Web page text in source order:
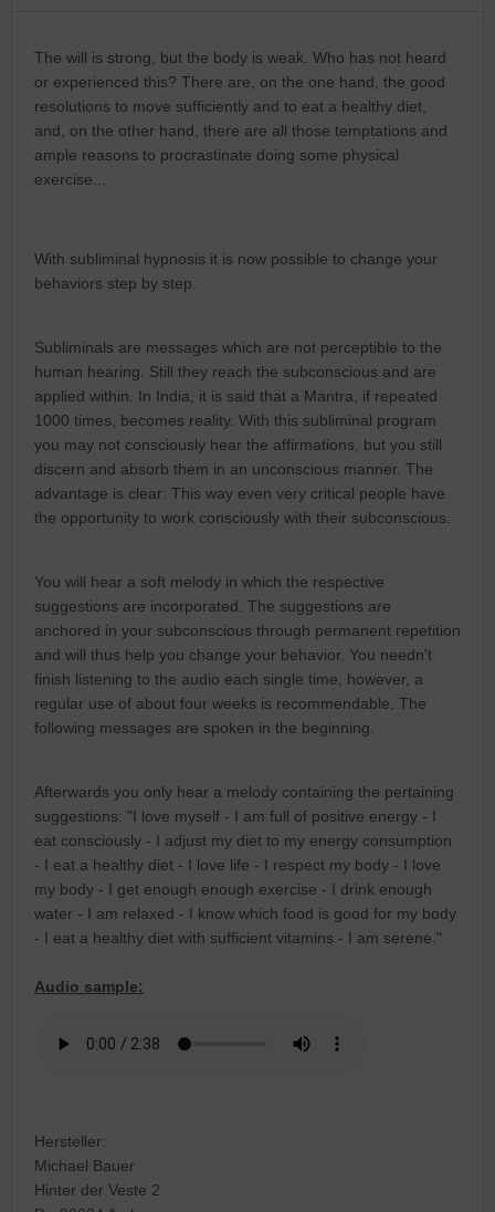
The will is strong, but the body is weak. Who has not heard
or experienced this? There are, on the one hand, the good
resolutions to move sufficiently and to eat a healthy diet,
and, on the other hand, there are all those temptations and
ample reasons to procrastinate doing some physical
exercise...
With subliminal hypnosis it is now possible to change your
behaviors step by step.
Subliminals are messages which are not perceptible to the
human hearing. Still they reach the subconscious and are
applied within. In India, it is said that a Mantra, if repeated
1000 times, becomes reality. With this subliminal program
you may not consciously hear the affirmations, but you still
discern and absorb them in an unconscious manner. The
advantage is clear: This way even very critical people have
the opportunity to work consciously with their subconscious.
You will hear a soft melody in which the respective
suggestions are incorporated. The suggestions are
anchored in your subconscious through permanent repetition
and will thus help you change your behavior. You needn't
finish listening to the audio each single time, however, a
regular use of about four weeks is recommendable. The
following messages are spoken in the beginning.
Afterwards you only hear a melody containing the pertaining
suggestions: "I love myself - I am full of positive energy - I
eat consciously - I adjust my diet to my energy consumption
- I eat a healthy diet - I love life - I respect my body - I love
my body - I get enough enough exercise - I drink enough
water - I am relaxed - I know which food is good for my body
- I eat a healthy diet with sufficient vitamins - I am serene."
Audio sample:
Hersteller:
Michael Bauer
Hinter der Veste 2